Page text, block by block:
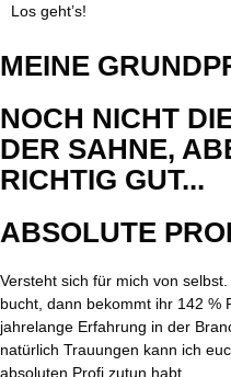
Los geht’s!
MEINE
NOCH NICHT
DER SAHNE,
RICHTIG GUT...
ABSOLUTE
Versteht sich für mich von
bucht, dann bekommt ihr 142 %
jahrelange Erfahrung in der
natürlich Trauungen kann ich
absoluten Profi zutun habt.